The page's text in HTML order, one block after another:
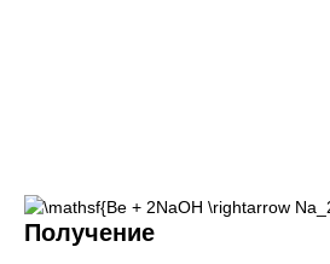
Получение